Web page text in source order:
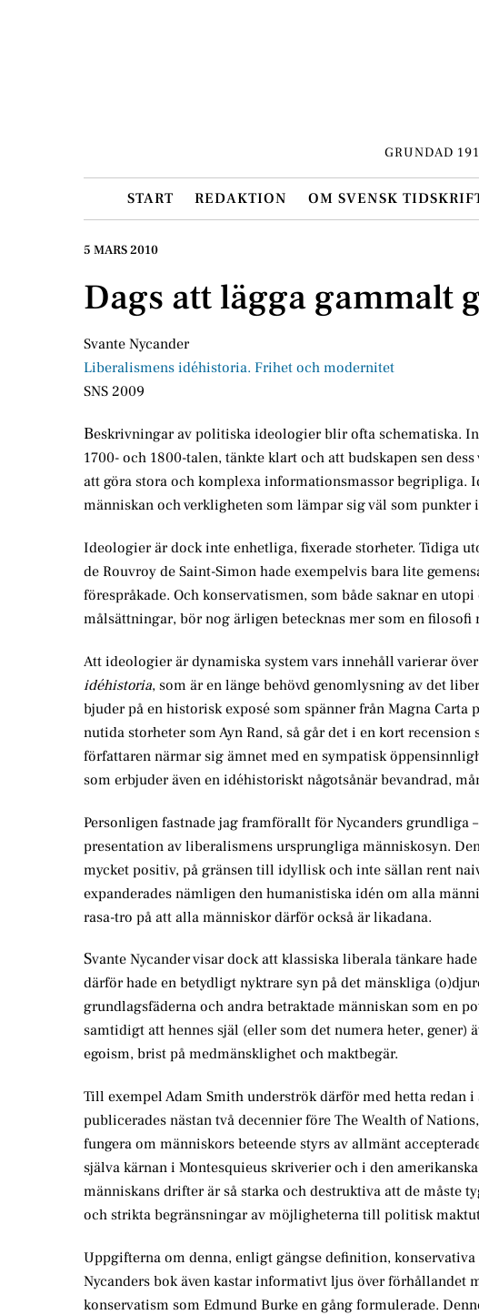
GRUNDAD
START REDAKTION OM SVENSK
5 MARS 2010
Dags att lägga gammalt
Svante Nycander
Liberalismens idéhistoria. Frihet och modernitet
SNS 2009
Beskrivningar av politiska ideologier blir ofta schematiska.
1700- och 1800-talen, tänkte klart och att budskapen sen
att göra stora och komplexa informationsmassor begripliga.
människan och verkligheten som lämpar sig väl som punkter
Ideologier är dock inte enhetliga, fixerade storheter. Tidiga
de Rouvroy de Saint-Simon hade exempelvis bara lite
förespråkade. Och konservatismen, som både saknar en
målsättningar, bör nog ärligen betecknas mer som en
Att ideologier är dynamiska system vars innehåll varierar
idéhistoria, som är en länge behövd genomlysning av det
bjuder på en historisk exposé som spänner från Magna
nutida storheter som Ayn Rand, så går det i en kort
författaren närmar sig ämnet med en sympatisk
som erbjuder även en idéhistoriskt någotsånär bevandrad,
Personligen fastnade jag framförallt för Nycanders grundliga
presentation av liberalismens ursprungliga människosyn.
mycket positiv, på gränsen till idyllisk och inte sällan rent
expanderades nämligen den humanistiska idén om alla
rasa-tro på att alla människor därför också är likadana.
Svante Nycander visar dock att klassiska liberala tänkare
därför hade en betydligt nyktrare syn på det mänskliga
grundlagsfäderna och andra betraktade människan som en
samtidigt att hennes själ (eller som det numera heter, gener)
egoism, brist på medmänsklighet och maktbegär.
Till exempel Adam Smith underströk därför med hetta redan
publicerades nästan två decennier före The Wealth of
fungera om människors beteende styrs av allmänt
själva kärnan i Montesquieus skriverier och i den
människans drifter är så starka och destruktiva att de måste
och strikta begränsningar av möjligheterna till politisk
Uppgifterna om denna, enligt gängse definition, konservativa
Nycanders bok även kastar informativt ljus över förhållandet
konservatism som Edmund Burke en gång formulerade.